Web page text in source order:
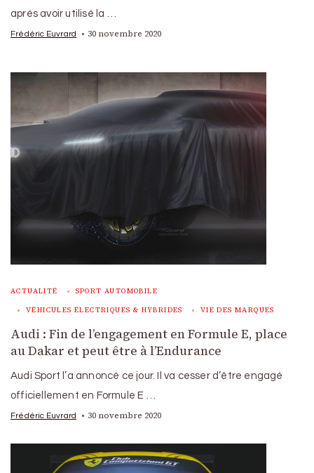
après avoir utilisé la …
Frédéric Euvrard 30 novembre 2020
ACTUALITÉ SPORT AUTOMOBILE
VÉHICULES ÉLECTRIQUES & HYBRIDES VIE DES MARQUES
Audi : Fin de l’engagement en Formule E, place
au Dakar et peut être à l’Endurance
Audi Sport l’a annoncé ce jour. Il va cesser d’être engagé
officiellement en Formule E …
Frédéric Euvrard 30 novembre 2020